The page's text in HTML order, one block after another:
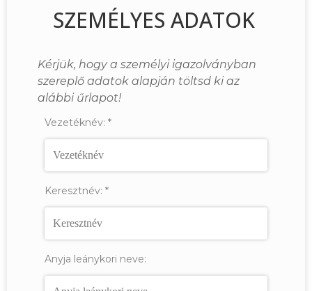
SZEMÉLYES ADATOK
Kérjük, hogy a személyi igazolványban
szereplő adatok alapján töltsd ki az
alábbi űrlapot!
Vezetéknév: *
Keresztnév: *
Anyja leánykori neve: